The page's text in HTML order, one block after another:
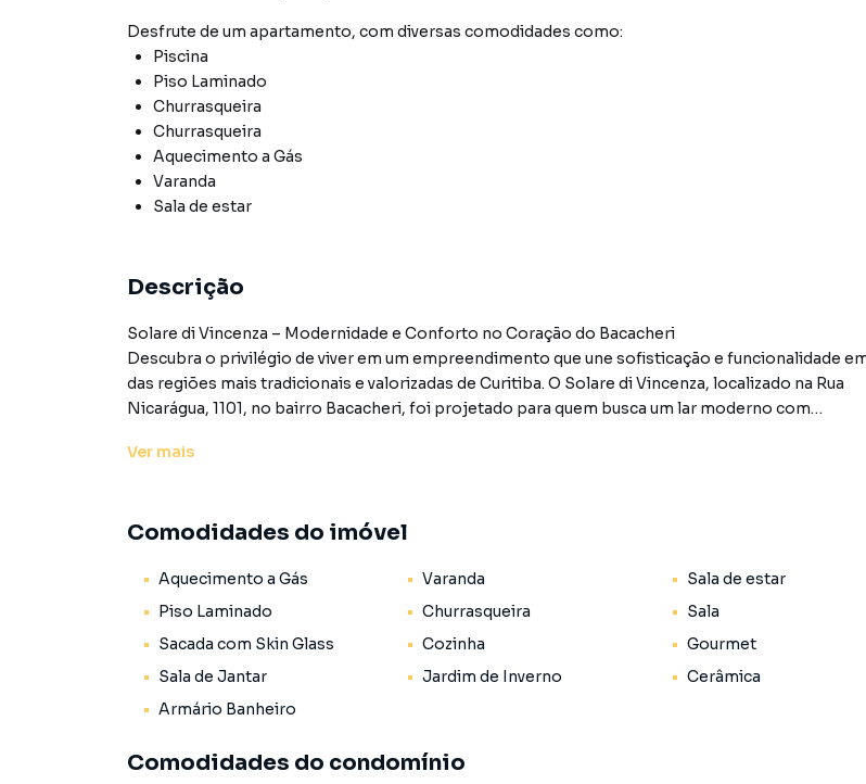
Desfrute de um apartamento, com diversas comodidades como:
Piscina
Piso Laminado
Churrasqueira
Churrasqueira
Aquecimento a Gás
Varanda
Sala de estar
Descrição
Solare di Vincenza – Modernidade e Conforto no Coração do Bacacheri
Descubra o privilégio de viver em um empreendimento que une sofisticação e funcionalidade
das regiões mais tradicionais e valorizadas de Curitiba. O Solare di Vincenza, localizado na Rua
Nicarágua, 1101, no bairro Bacacheri, foi projetado para quem busca um lar moderno com
Os apartamentos oferecem uma distribuição inteligente de espaços, contando com:
Área Privativa: 69 m² de puro conforto (88 m² de área total);
Dormitórios: 2 quartos amplos, sendo 1 suíte privativa;
frios;
Ver mais
Comodidades do imóvel
Aquecimento a Gás Varanda
Sala de estar
Piso Laminado
Churrasqueira
Sala
Sacada com Skin Glass
Cozinha
Gourmet
Sala de Jantar
Jardim de Inverno
Cerâmica
Armário Banheiro
Comodidades do condomínio